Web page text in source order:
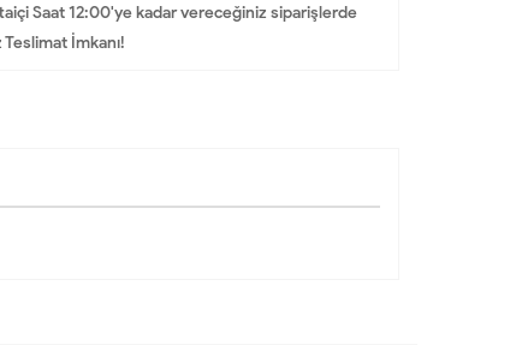
Saat 12:00'ye kadar vereceğiniz siparişlerde
İmkanı!